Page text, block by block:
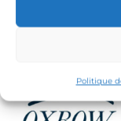
Politique